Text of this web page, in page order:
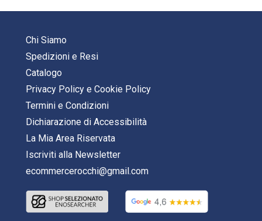
Chi Siamo
Spedizioni e Resi
Catalogo
Privacy Policy e Cookie Policy
Termini e Condizioni
Dichiarazione di Accessibilità
La Mia Area Riservata
Iscriviti alla Newsletter
ecommercerocchi@gmail.com